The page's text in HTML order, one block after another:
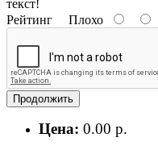
текст!
Рейтинг Плохо
Продолжить
Цена: 0.00 р.